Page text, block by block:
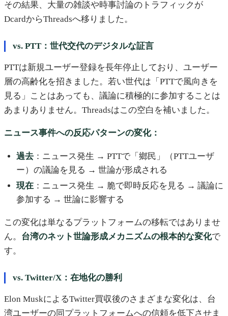
その結果、大量の雑談や時事討論のトラフィックが
DcardからThreadsへ移りました。
vs. PTT：世代交代のデジタルな証言
PTTは新規ユーザー登録を長年停止しており、ユーザー
層の高齢化を招きました。若い世代は「PTTで風向きを
見る」ことはあっても、議論に積極的に参加することは
あまりありません。Threadsはこの空白を補いました。
ニュース事件への反応パターンの変化：
過去 ：ニュース発生 → PTTで「鄉民」（PTTユーザ
ー）の議論を見る → 世論が形成される
現在 ：ニュース発生 → 脆で即時反応を見る → 議論に
参加する → 世論に影響する
この変化は単なるプラットフォームの移転ではありませ
ん。 台湾のネット世論形成メカニズムの根本的な変化で
す。
vs. Twitter/X：在地化の勝利
Elon MuskによるTwitter買収後のさまざまな変化は、台
湾ユーザーの同プラットフォームへの信頼を低下させま